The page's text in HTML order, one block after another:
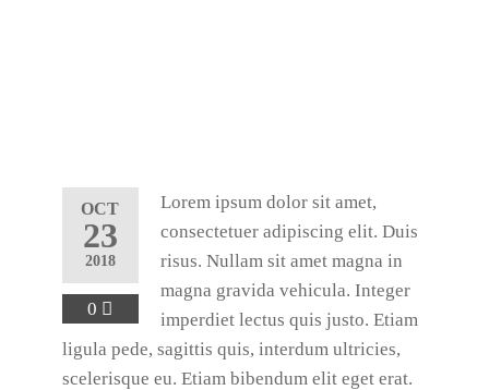
OCT
23
2018
0
Lorem ipsum dolor sit amet,
consectetuer adipiscing elit. Duis
risus. Nullam sit amet magna in
magna gravida vehicula. Integer
imperdiet lectus quis justo. Etiam
ligula pede, sagittis quis, interdum ultricies,
scelerisque eu. Etiam bibendum elit eget erat.